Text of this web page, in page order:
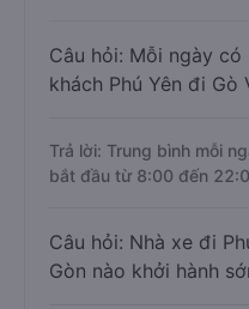
Câu hỏi: Mỗi ngày
khách Phú Yên đi Gò
Trả lời: Trung bình mỗi
bắt đầu từ 8:00 đến
Câu hỏi: Nhà xe đi
Gòn nào khởi hành